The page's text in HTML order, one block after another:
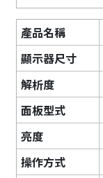
產品名稱
顯示器尺寸
解析度
面板型式
亮度
操作方式